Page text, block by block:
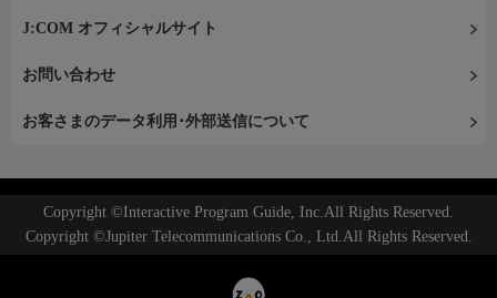
J:COM オフィシャルサイト
お問い合わせ
お客さまのデータ利用･外部送信について
Copyright ©Interactive Program Guide, Inc.All Rights Reserved.
Copyright ©Jupiter Telecommunications Co., Ltd.All Rights Reserved.